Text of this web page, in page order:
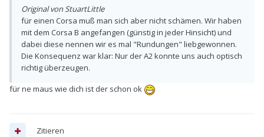
Original von StuartLittle
für einen Corsa muß man sich aber nicht schämen. Wir haben
mit dem Corsa B angefangen (günstig in jeder Hinsicht) und
dabei diese nennen wir es mal "Rundungen" liebgewonnen.
Die Konsequenz war klar: Nur der A2 konnte uns auch optisch
richtig überzeugen.
für ne maus wie dich ist der schon ok
Zitieren